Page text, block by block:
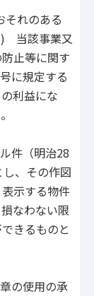
れのある
当該事業又
止等に関す
に規定する
利益にな
件（明治28
、その作図
示する物件
なわない限
きるものと
の使用の承